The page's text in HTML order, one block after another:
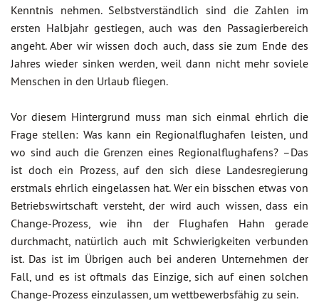
Kenntnis nehmen. Selbstverständlich sind die Zahlen im
ersten Halbjahr gestiegen, auch was den Passagierbereich
angeht. Aber wir wissen doch auch, dass sie zum Ende des
Jahres wieder sinken werden, weil dann nicht mehr soviele
Menschen in den Urlaub fliegen.
Vor diesem Hintergrund muss man sich einmal ehrlich die
Frage stellen: Was kann ein Regionalflughafen leisten, und
wo sind auch die Grenzen eines Regionalflughafens? –Das
ist doch ein Prozess, auf den sich diese Landesregierung
erstmals ehrlich eingelassen hat. Wer ein bisschen etwas von
Betriebswirtschaft versteht, der wird auch wissen, dass ein
Change-Prozess, wie ihn der Flughafen Hahn gerade
durchmacht, natürlich auch mit Schwierigkeiten verbunden
ist. Das ist im Übrigen auch bei anderen Unternehmen der
Fall, und es ist oftmals das Einzige, sich auf einen solchen
Change-Prozess einzulassen, um wettbewerbsfähig zu sein.